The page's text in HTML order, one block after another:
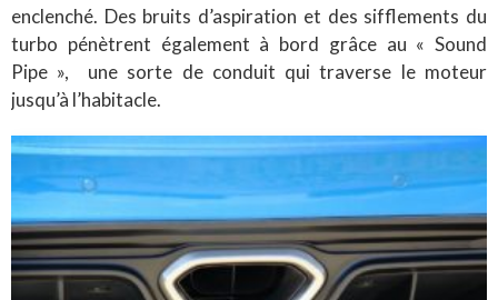
enclenché. Des bruits d’aspiration et des sifflements du
turbo pénètrent également à bord grâce au « Sound
Pipe », une sorte de conduit qui traverse le moteur
jusqu’à l’habitacle.